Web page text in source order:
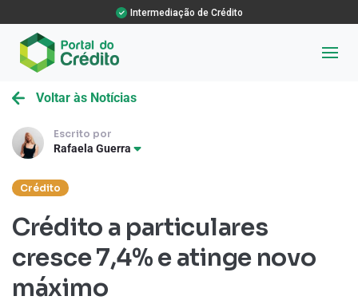
Intermediação de Crédito
Voltar às Notícias
Escrito por
Rafaela Guerra
Crédito
Crédito a particulares
cresce 7,4% e atinge novo
máximo